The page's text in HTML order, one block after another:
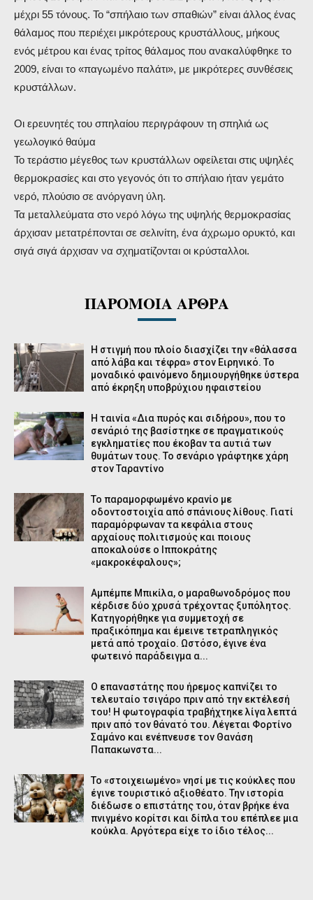
μέχρι 55 τόνους. Το “σπήλαιο των σπαθιών” είναι άλλος ένας
θάλαμος που περιέχει μικρότερους κρυστάλλους, μήκους
ενός μέτρου και ένας τρίτος θάλαμος που ανακαλύφθηκε το
2009, είναι το «παγωμένο παλάτι», με μικρότερες συνθέσεις
κρυστάλλων.
Οι ερευνητές του σπηλαίου περιγράφουν τη σπηλιά ως
γεωλογικό θαύμα
Το τεράστιο μέγεθος των κρυστάλλων οφείλεται στις υψηλές
θερμοκρασίες και στο γεγονός ότι το σπήλαιο ήταν γεμάτο
νερό, πλούσιο σε ανόργανη ύλη.
Τα μεταλλεύματα στο νερό λόγω της υψηλής θερμοκρασίας
άρχισαν μετατρέπονται σε σελινίτη, ένα άχρωμο ορυκτό, και
σιγά σιγά άρχισαν να σχηματίζονται οι κρύσταλλοι.
ΠΑΡΟΜΟΙΑ ΑΡΘΡΑ
Η στιγμή που πλοίο διασχίζει την «θάλασσα
από λάβα και τέφρα» στον Ειρηνικό. Το
μοναδικό φαινόμενο δημιουργήθηκε ύστερα
από έκρηξη υποβρύχιου ηφαιστείου
Η ταινία «Δια πυρός και σιδήρου», που το
σενάριό της βασίστηκε σε πραγματικούς
εγκληματίες που έκοβαν τα αυτιά των
θυμάτων τους. Το σενάριο γράφτηκε χάρη
στον Ταραντίνο
Το παραμορφωμένο κρανίο με
οδοντοστοιχία από σπάνιους λίθους. Γιατί
παραμόρφωναν τα κεφάλια στους
αρχαίους πολιτισμούς και ποιους
αποκαλούσε ο Ιπποκράτης
«μακροκέφαλους»;
Αμπέμπε Μπικίλα, ο μαραθωνοδρόμος που
κέρδισε δύο χρυσά τρέχοντας ξυπόλητος.
Κατηγορήθηκε για συμμετοχή σε
πραξικόπημα και έμεινε τετραπληγικός
μετά από τροχαίο. Ωστόσο, έγινε ένα
φωτεινό παράδειγμα α...
Ο επαναστάτης που ήρεμος καπνίζει το
τελευταίο τσιγάρο πριν από την εκτέλεσή
του! Η φωτογραφία τραβήχτηκε λίγα λεπτά
πριν από τον θάνατό του. Λέγεται Φορτίνο
Σαμάνο και ενέπνευσε τον Θανάση
Παπακωνστα...
Το «στοιχειωμένο» νησί με τις κούκλες που
έγινε τουριστικό αξιοθέατο. Την ιστορία
διέδωσε ο επιστάτης του, όταν βρήκε ένα
πνιγμένο κορίτσι και δίπλα του επέπλεε μια
κούκλα. Αργότερα είχε το ίδιο τέλος...